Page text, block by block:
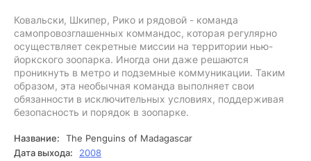
Ковальски, Шкипер, Рико и рядовой - команда
самопровозглашенных коммандос, которая регулярно
осуществляет секретные миссии на территории нью-
йоркского зоопарка. Иногда они даже решаются
проникнуть в метро и подземные коммуникации. Таким
образом, эта необычная команда выполняет свои
обязанности в исключительных условиях, поддерживая
безопасность и порядок в зоопарке.
Название:
The Penguins of Madagascar
Дата выхода:
2008